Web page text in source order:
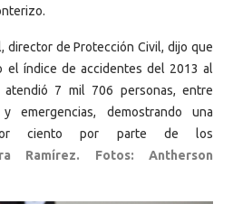
director de Protección Civil, dijo que
el índice de accidentes del 2013 al
atendió 7 mil 706 personas, entre
emergencias, demostrando una
ciento por parte de los
Ramírez. Fotos: Antherson